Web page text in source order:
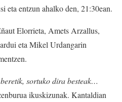
entzun ahalko den, 21:30ean.
Elorrieta, Amets Arzallus,
eta Mikel Urdangarin
sortuko dira besteak…
ikuskizunak. Kantaldian